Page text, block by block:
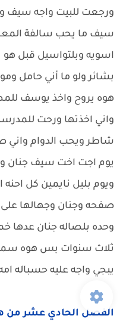
ورجعت للبيت واجه سيف
سيف ما يحب سالفة
اسويه وبلتواسيل قبل هو
بشائر ولو ما أني حامل
هوه يروح واخذ يوسف
واني اخذتها ورحت
شاطر ويحب الدوام واني
يوم اجت اخت سيف جنان
ويوم بليل نايمين كل
صفحه وجنان وجهالها
وحده بلصاله جنان عدها
ثلاث سنوات بس هوه
يبجي واجه عليه حسباله
الفصل الحادي عشر من